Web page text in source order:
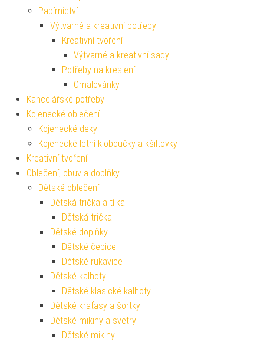
Papírnictví
Výtvarné a kreativní potřeby
Kreativní tvoření
Výtvarné a kreativní sady
Potřeby na kreslení
Omalovánky
Kancelářské potřeby
Kojenecké oblečení
Kojenecké deky
Kojenecké letní kloboučky a kšiltovky
Kreativní tvoření
Oblečení, obuv a doplňky
Dětské oblečení
Dětská trička a tílka
Dětská trička
Dětské doplňky
Dětské čepice
Dětské rukavice
Dětské kalhoty
Dětské klasické kalhoty
Dětské kraťasy a šortky
Dětské mikiny a svetry
Dětské mikiny